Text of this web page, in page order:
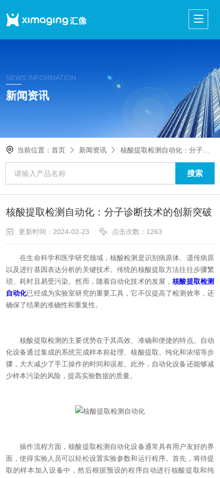
NEWS INFORMATION
新闻资讯
当前位置：首页 新闻资讯 核酸提取检测自动化：分子诊断技术的创新突破
核酸提取检测自动化：分子诊断技术的创新突破
更新时间：2024-02-23 点击次数：1263
在生命科学和医学研究领域，核酸检测是识别病原体、遗传病原
以及进行基因表达分析的关键技术。传统的核酸提取方法往往步骤繁
琐、耗时且易受污染。然而，随着自动化技术的发展，核酸提取检测
自动化已经成为实验室研究的重要工具，它不仅提高了检测效率，还
确保了结果的准确性和重复性。
核酸提取检测的主要优势在于其高效、准确和便捷的特点。自动
化设备通过集成的系统完成样本前处理、核酸提取、纯化和浓缩等步
骤，大大减少了手工操作的时间和误差。此外，自动化设备还能够减
少样本污染的风险，提高实验数据的质量。
操作流程方面，核酸提取检测自动化设备通常具有用户友好的界
面，使得实验人员可以轻松设置实验参数和运行程序。首先，将待提
取的样本加入设备中，然后根据预设的程序自动进行核酸提取和纯